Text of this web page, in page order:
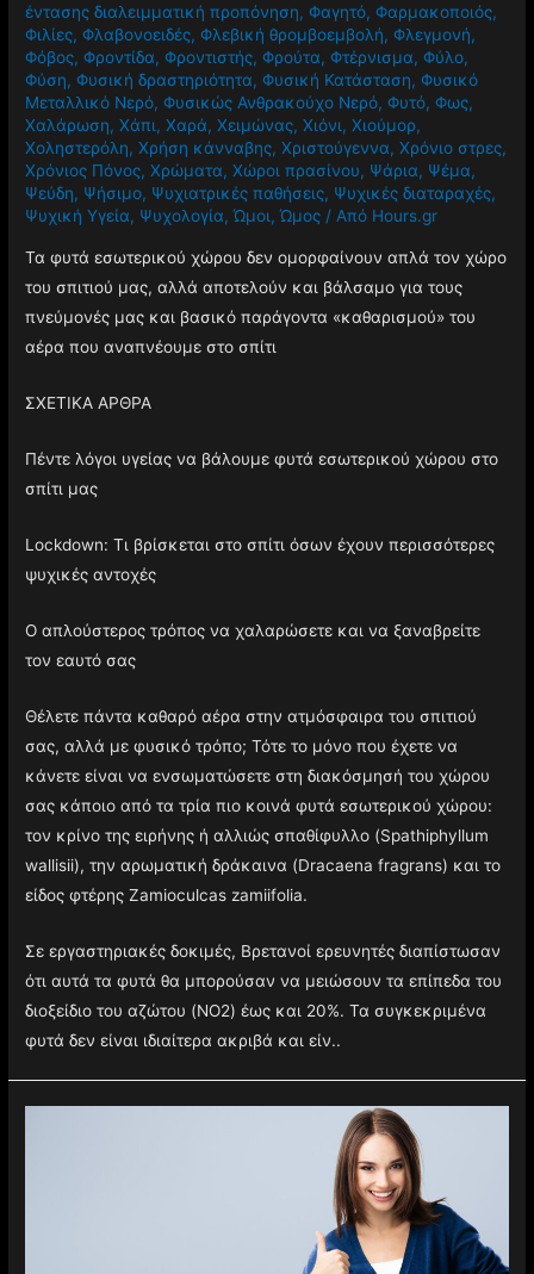
έντασης διαλειμματική προπόνηση,Φαγητό,Φαρμακοποιός,
Φιλίες,Φλαβονοειδές,Φλεβική θρομβοεμβολή,Φλεγμονή,
Φόβος,Φροντίδα,Φροντιστής,Φρούτα,Φτέρνισμα,Φύλο,
Φύση,Φυσική δραστηριότητα,Φυσική Κατάσταση,Φυσικό
Μεταλλικό Νερό,Φυσικώς Ανθρακούχο Νερό,Φυτό,Φως,
Χαλάρωση,Χάπι,Χαρά,Χειμώνας,Χιόνι,Χιούμορ,
Χοληστερόλη,Χρήση κάνναβης,Χριστούγεννα,Χρόνιο στρες,
Χρόνιος Πόνος,Χρώματα,Χώροι πρασίνου, Ψάρια, Ψέμα,
Ψεύδη, Ψήσιμο, Ψυχιατρικές παθήσεις, Ψυχικές διαταραχές,
Ψυχική Υγεία, Ψυχολογία,Ώμοι,Ώμος / Από Hours.gr
Τα φυτά εσωτερικού χώρου δεν ομορφαίνουν απλά τον χώρο
του σπιτιού μας, αλλά αποτελούν και βάλσαμο για τους
πνεύμονές μας και βασικό παράγοντα «καθαρισμού» του
αέρα που αναπνέουμε στο σπίτι
ΣΧΕΤΙΚΑ ΑΡΘΡΑ
Πέντε λόγοι υγείας να βάλουμε φυτά εσωτερικού χώρου στο
σπίτι μας
Lockdown: Τι βρίσκεται στο σπίτι όσων έχουν περισσότερες
ψυχικές αντοχές
Ο απλούστερος τρόπος να χαλαρώσετε και να ξαναβρείτε
τον εαυτό σας
Θέλετε πάντα καθαρό αέρα στην ατμόσφαιρα του σπιτιού
σας, αλλά με φυσικό τρόπο; Τότε το μόνο που έχετε να
κάνετε είναι να ενσωματώσετε στη διακόσμησή του χώρου
σας κάποιο από τα τρία πιο κοινά φυτά εσωτερικού χώρου:
τον κρίνο της ειρήνης ή αλλιώς σπαθίφυλλο (Spathiphyllum
wallisii), την αρωματική δράκαινα (Dracaena fragrans) και το
είδος φτέρης Zamioculcas zamiifolia.
Σε εργαστηριακές δοκιμές, Βρετανοί ερευνητές διαπίστωσαν
ότι αυτά τα φυτά θα μπορούσαν να μειώσουν τα επίπεδα του
διοξείδιο του αζώτου (NO2) έως και 20%. Τα συγκεκριμένα
φυτά δεν είναι ιδιαίτερα ακριβά και είν..